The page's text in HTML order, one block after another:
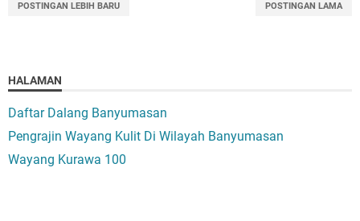
POSTINGAN LEBIH BARU POSTINGAN LAMA
HALAMAN
Daftar Dalang Banyumasan
Pengrajin Wayang Kulit Di Wilayah Banyumasan
Wayang Kurawa 100